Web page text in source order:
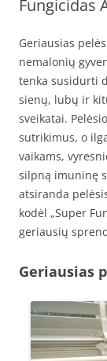
Fungicidas
Geriausias
nemalonių
tenka susidurti
sienų, lubų ir
sveikatai.
sutrikimus, o
vaikams,
silpną imuninę
atsiranda
kodėl „Super
geriausių
Geriausias